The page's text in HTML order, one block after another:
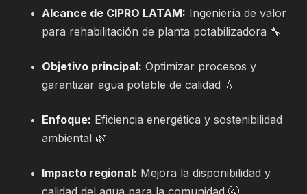
Alcance de CIPRO LATAM: Ingeniería de valor
para rehabilitación de planta potabilizadora 🔧
Objetivo principal: Optimizar procesos y
garantizar agua potable de calidad 💧
Enfoque: Eficiencia energética y sostenibilidad
ambiental 🌿
Impacto regional: Mejora la disponibilidad y
calidad del agua para la comunidad 🚰